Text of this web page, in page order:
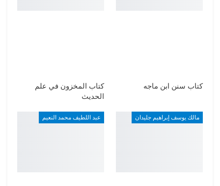
كتاب سنن ابن ماجه
كتاب المخزون في علم
الحديث
مالك يوسف إبراهيم جليدان عبد اللطيف محمد النعيم